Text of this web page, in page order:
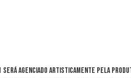
será agenciado artisticamente pela